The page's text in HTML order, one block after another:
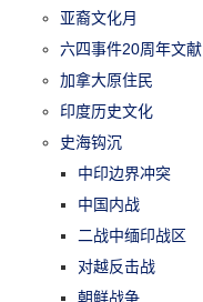
亚裔文化月
六四事件20周年文献
加拿大原住民
印度历史文化
史海钩沉
中印边界冲突
中国内战
二战中缅印战区
对越反击战
朝鲜战争